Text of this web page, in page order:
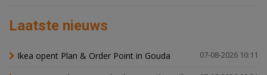
Laatste nieuws
07-08-2026 10:11
Ikea opent Plan & Order Point in Gouda